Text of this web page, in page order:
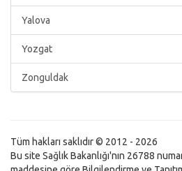
Yalova
Yozgat
Zonguldak
Tüm hakları saklıdır © 2012 - 2026
Bu site Sağlık Bakanlığı'nın 26788